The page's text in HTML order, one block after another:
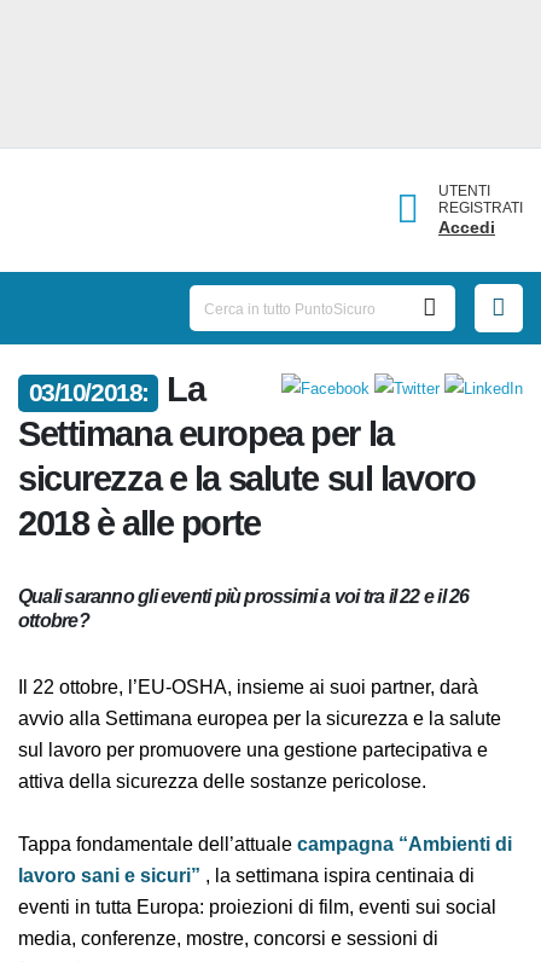
UTENTI
REGISTRATI
Accedi
03/10/2018:
La
Settimana europea per la
sicurezza e la salute sul lavoro
2018 è alle porte
Quali saranno gli eventi più prossimi a voi tra il 22 e il 26
ottobre?
Il 22 ottobre, l’EU-OSHA, insieme ai suoi partner, darà
avvio alla Settimana europea per la sicurezza e la salute
sul lavoro per promuovere una gestione partecipativa
e attiva della sicurezza delle sostanze pericolose.
Tappa fondamentale dell’attualecampagna “Ambienti
di lavoro sani e sicuri”, la settimana ispira centinaia di
eventi in tutta Europa: proiezioni di film, eventi sui
social media, conferenze, mostre, concorsi e sessioni di